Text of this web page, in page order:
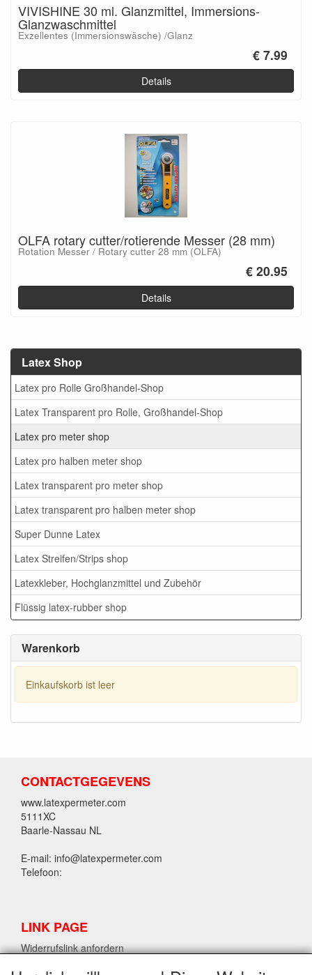
Latex Shop
Latex pro Rolle Großhandel-Shop
Latex Transparent pro Rolle, Großhandel-Shop
Latex pro meter shop
Latex pro halben meter shop
Latex transparent pro meter shop
Latex transparent pro halben meter shop
Super Dunne Latex
Latex Streifen/Strips shop
Latexkleber, Hochglanzmittel und Zubehör
Flüssig latex-rubber shop
Warenkorb
Einkaufskorb ist leer
VIVISHINE 30 ml. Glanzmittel, Immersions-
Glanzwaschmittel
Exzellentes (Immersionswäsche) /Glanz
€ 7.99
Details
OLFA rotary cutter/rotierende Messer (28 mm)
Rotation Messer / Rotary cutter 28 mm (OLFA)
€ 20.95
Details
CONTACTGEGEVENS
www.latexpermeter.com
5111XC
Baarle-Nassau NL
E-mail: info@latexpermeter.com
Telefoon:
LINK PAGE
Widerrufslink anfordern